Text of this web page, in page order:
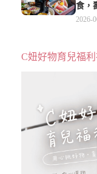
食，
2026-
C妞好物育兒福利